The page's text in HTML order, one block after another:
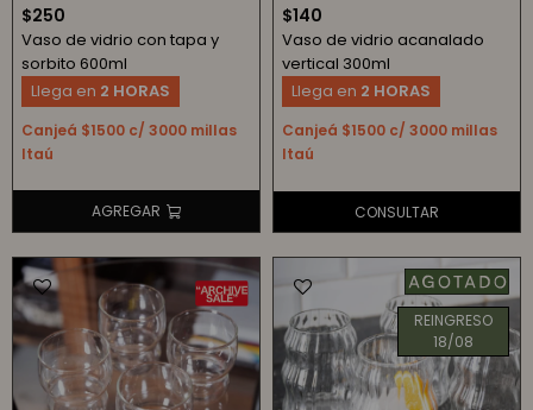
$250
Vaso de vidrio con tapa y
sorbito 600ml
Canjeá $1500 c/ 3000 millas
Itaú
Llega en 2 HORAS
$140
Vaso de vidrio acanalado
vertical 300ml
Canjeá $1500 c/ 3000 millas
Itaú
Llega en 2 HORAS
REINGRESO
18/08